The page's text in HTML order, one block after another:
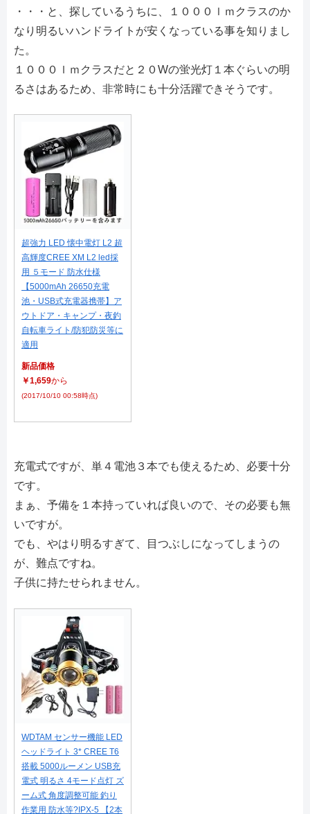
・・・と、探しているうちに、１０００ｌｍクラスのか
なり明るいハンドライトが安くなっている事を知りまし
た。
１０００ｌｍクラスだと２０Wの蛍光灯１本ぐらいの明
るさはあるため、非常時にも十分活躍できそうです。
超強力 LED 懐中電灯 L2 超
高輝度CREE XM L2 led採
用 ５モード 防水仕様
【5000mAh 26650充電
池・USB式充電器携帯】ア
ウトドア・キャンプ・夜釣
自転車ライト/防犯防災等に
適用
新品価格
￥1,659から
(2017/10/10 00:58時点)
充電式ですが、単４電池３本でも使えるため、必要十分
です。
まぁ、予備を１本持っていれば良いので、その必要も無
いですが。
でも、やはり明るすぎて、目つぶしになってしまうの
が、難点ですね。
子供に持たせられません。
WDTAM センサー機能 LED
ヘッドライト 3* CREE T6
搭載 5000ルーメン USB充
電式 明るさ 4モード点灯 ズ
ーム式 角度調整可能 釣り
作業用 防水等?IPX-5 【2本